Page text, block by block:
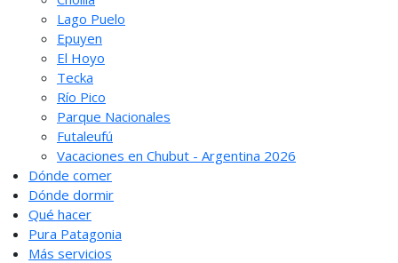
Lago Puelo
Epuyen
El Hoyo
Tecka
Río Pico
Parque Nacionales
Futaleufú
Vacaciones en Chubut - Argentina 2026
Dónde comer
Dónde dormir
Qué hacer
Pura Patagonia
Más servicios